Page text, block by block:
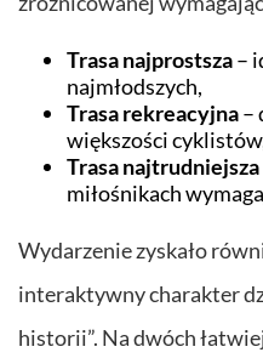
Trasa najprostsza–
najmłodszych,
Trasa rekreacyjna–
większości
Trasa najtrudniejsza
miłośnikach
Wydarzenie zyskało
interaktywny charakter
historii”. Na dwóch